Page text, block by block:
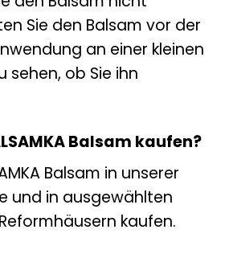
Sie den Balsam vor der
an einer kleinen
sehen, ob Sie ihn
Balsam kaufen?
Balsam in unserer
und in ausgewählten
kaufen.